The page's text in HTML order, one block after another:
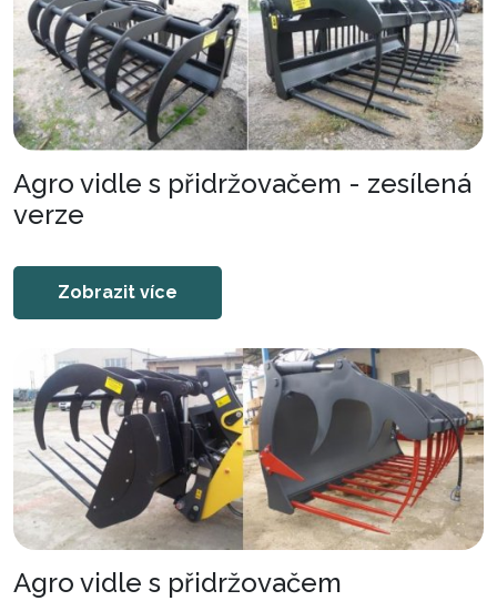
Agro vidle s přidržovačem - zesílená
verze
Zobrazit více
Agro vidle s přidržovačem